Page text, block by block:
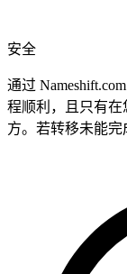
安全
通过
程顺利，且只有
方。若转移未能完